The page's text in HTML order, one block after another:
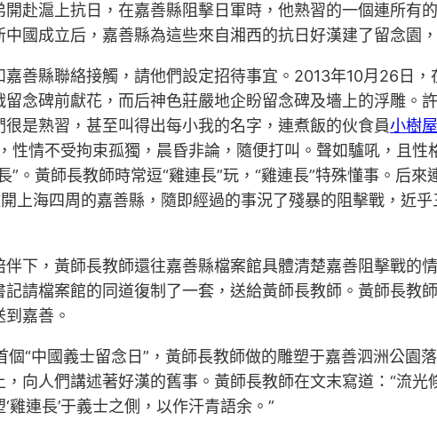
赴滬上抗日，在嘉善縣阻擊日軍時，他熟習的一個連所有
國成立后，嘉善縣為這些來自湘西的抗日好漢建了留念園
善縣聯絡接觸，請他們設定招待事宜。2013年10月26日
念碑前獻花，而后神色莊嚴地企盼留念碑及墻上的浮雕。
是熟習，甚至叫得出每小我的名字，連煮飯的伙食員小樹屋
性情不受拘束孤獨，晨昏非論，隨便打叫。聲如驢吼，且
”。黃師長教師時常逗“雞連長”玩，“雞連長”特殊懂事。后
上海四周的嘉善縣，隨即經過的事況了殘暴的阻擊戰，近
伴下，黃師長教師還往嘉善縣檔案館具體清楚嘉善阻擊戰
請檔案館的同道復制了一套，送給黃師長教師。黃師長
嘉善。
“中國義士留念日”，黃師長教師做的雕塑于嘉善泗洲公
向人們講述著好漢的舊事。黃師長教師在文末寫道：“流
雞連長’于義士之側，以作汗青語余。”